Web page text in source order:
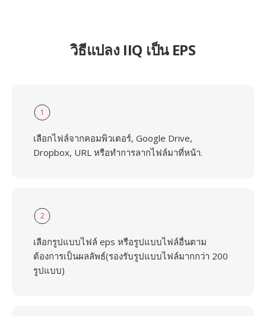
วิธีแปลง IIQ เป็น EPS
1
เลือกไฟล์จากคอมพิวเตอร์, Google Drive,
Dropbox, URL หรือทำการลากไฟล์มาที่หน้า.
2
เลือกรูปแบบไฟล์ eps หรือรูปแบบไฟล์อื่นตาม
ต้องการเป็นผลลัพธ์(รองรับรูปแบบไฟล์มากกว่า 200
รูปแบบ)